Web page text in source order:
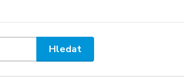
Hledat